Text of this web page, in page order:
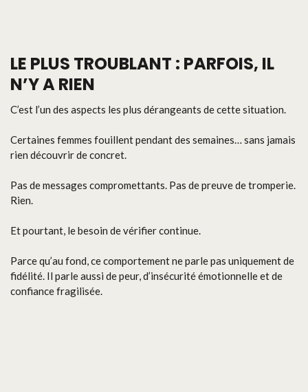
LE PLUS TROUBLANT : PARFOIS, IL
N’Y A RIEN
C’est l’un des aspects les plus dérangeants de cette situation.
Certaines femmes fouillent pendant des semaines… sans jamais
rien découvrir de concret.
Pas de messages compromettants. Pas de preuve de tromperie.
Rien.
Et pourtant, le besoin de vérifier continue.
Parce qu’au fond, ce comportement ne parle pas uniquement de
fidélité. Il parle aussi de peur, d’insécurité émotionnelle et de
confiance fragilisée.